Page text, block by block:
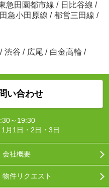
急田園都市線 / 日比谷線 /
急小田原線 / 都営三田線 /
/ 渋谷 / 広尾 / 白金高輪 /
い合わせ
～19:30
月1日・2日・3日
会社概要
物件リクエスト